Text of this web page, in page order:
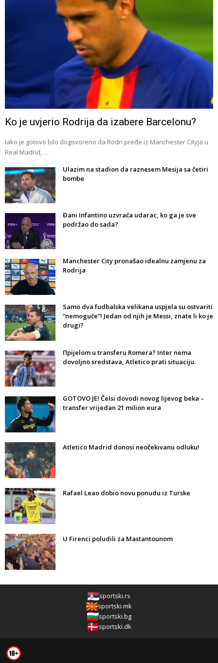
Ko je uvjerio Rodrija da izabere Barcelonu?
Iako je gotovo bilo dogovoreno da Rodri pređe iz Manchester Cityja u
Real Madrid, …
Ulazim na stadion da raznesem Mesija sa četiri
bombe
Đani Infantino uzvraća udarac, ko ga je sve
podržao do sada?
Manchester City pronašao idealnu zamjenu za
Rodrija
Samo dva fudbalska velikana uspjela su ostvariti
“nemoguće”! Jedan od njih je Messi, znate li ko je
drugi?
Прijelom u transferu Romera? Inter nema
dovoljno sredstava, Atletico prati situaciju.
GOTOVO JE! Čelsi dovodi novog lijevog beka –
transfer vrijedan 21 milion eura
Atletico Madrid donosi neočekivanu odluku!
Rafael Leao dobio novu ponudu iz Turske
U Firenci poludili za Mastantounom
sportski.rs
sportski.mk
sportski.bg
sportski.dk